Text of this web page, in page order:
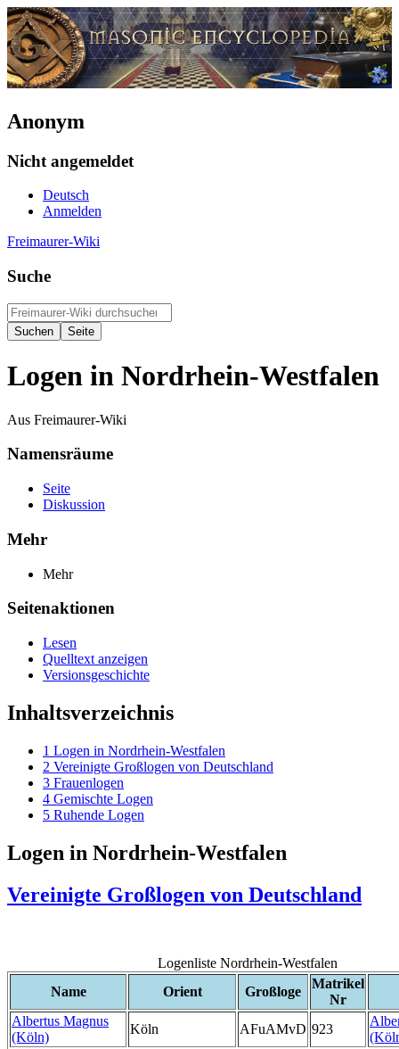
Anonym
Nicht angemeldet
Deutsch
Anmelden
Freimaurer-Wiki
Suche
Logen in Nordrhein-Westfalen
Aus Freimaurer-Wiki
Namensräume
Seite
Diskussion
Mehr
Mehr
Seitenaktionen
Lesen
Quelltext anzeigen
Versionsgeschichte
Inhaltsverzeichnis
1 Logen in Nordrhein-Westfalen
2 Vereinigte Großlogen von Deutschland
3 Frauenlogen
4 Gemischte Logen
5 Ruhende Logen
Logen in Nordrhein-Westfalen
Vereinigte Großlogen von Deutschland
Logenliste Nordrhein-Westfalen
Name
Orient Großloge
Matrikel
Nr
Albertus Magnus
(Köln)
Köln AFuAMvD 923